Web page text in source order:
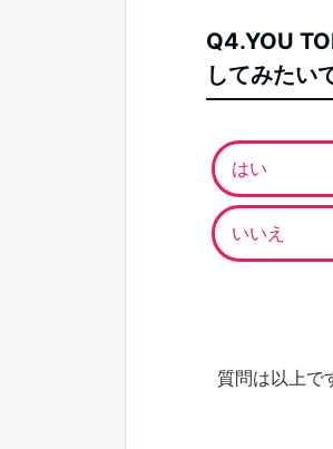
Q4.YOU
してみたい
はい
いいえ
質問は以上で